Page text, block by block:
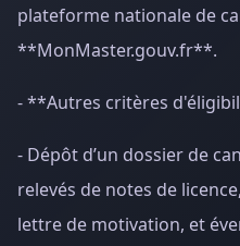
plateforme nationale de
**MonMaster.gouv.fr**.
- **Autres critères
- Dépôt d’un dossier de
relevés de notes de
lettre de motivation, et